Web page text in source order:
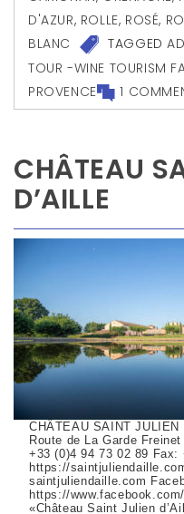
D'AZUR, ROLLE, ROSÉ,
BLANC
TAGGED
TOUR -WINE TOURISM
PROVENCE
1
CHÂTEAU
D’AILLE
CHÂTEAU SAINT JULIEN
Route de La Garde
+33 (0)4 94 73 02 89
https://
saintjuliendaille.com
https://
«Château Saint Julien